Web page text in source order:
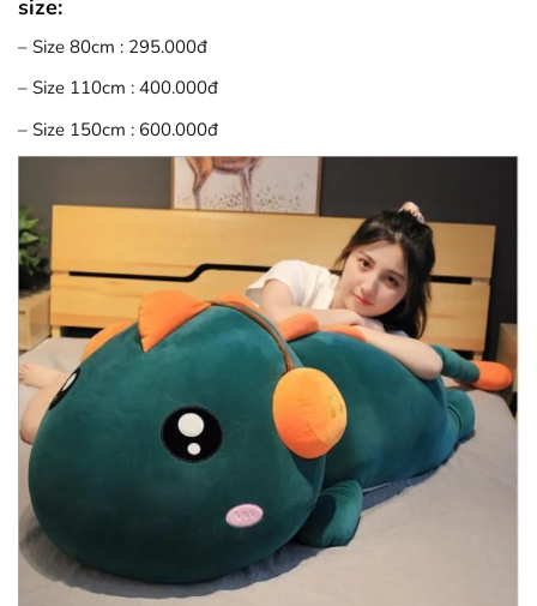
size:
– Size 80cm : 295.000đ
– Size 110cm : 400.000đ
– Size 150cm : 600.000đ